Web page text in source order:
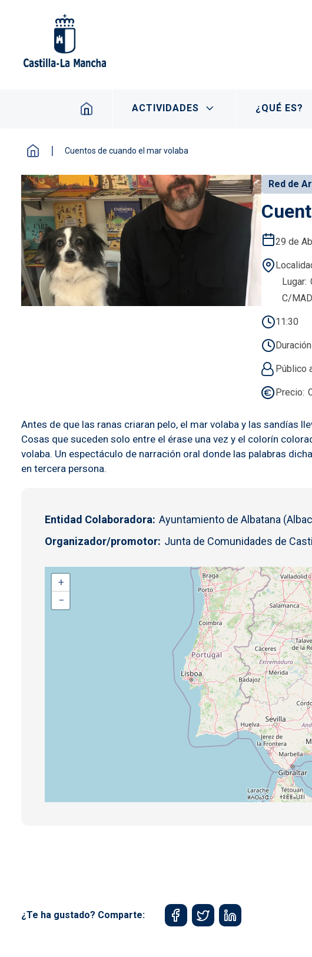
Navegación principal
ACTIVIDADES ¿QUÉ ES?
Cuentos de cuando el mar volaba
Red de
29 de
Lugar
C/
11:30
Público
Precio
Antes de que las ranas criaran pelo, el mar volaba y las sandías
Cosas que suceden solo entre el érase una vez y el colorín
volaba. Un espectáculo de narración oral donde las palabras
en tercera persona.
Entidad Colaboradora Ayuntamiento de Albatana
Organizador/promotor Junta de Comunidades de
+
−
¿Te ha gustado? Comparte: